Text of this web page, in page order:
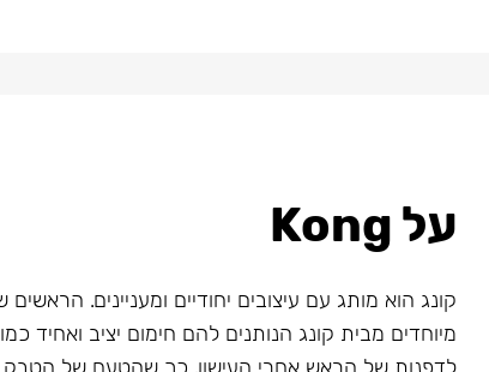
על Kong
קונג הוא מותג עם עיצובים יחודיים ומעניינים. הראשים
מיוחדים מבית קונג הנותנים להם חימום יציב ואחיד